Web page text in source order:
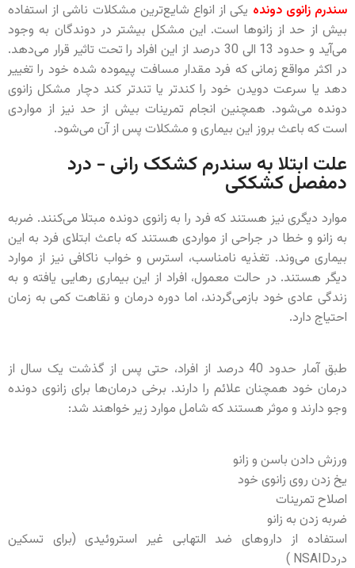
سندرم زانوی دونده یکی از انواع شایع‌ترین مشکلات ناشی از استفاده
بیش از حد از زانوها است. این مشکل بیشتر در دوندگان به وجود
می‌آید و حدود 13 الی 30 درصد از این افراد را تحت تاثیر قرار می‌دهد.
در اکثر مواقع زمانی که فرد مقدار مسافت پیموده شده خود را تغییر
دهد یا سرعت دویدن خود را کندتر یا تندتر کند دچار مشکل زانوی
دونده می‌شود. همچنين انجام تمرینات بیش از حد نیز از مواردی
است که باعث بروز این بیماری و مشکلات پس از آن می‌شود.
علت ابتلا به سندرم کشکک رانی - درد
دمفصل کشککی
موارد دیگری نیز هستند که فرد را به زانوی دونده مبتلا می‌کنند. ضربه
به زانو و خطا در جراحی از مواردی هستند که باعث ابتلای فرد به این
بیماری می‌وند. تغذیه نامناسب، استرس و خواب ناکافی نیز از موارد
دیگر هستند. در حالت معمول، افراد از این بیماری رهایی یافته و به
زندگی عادی خود بازمی‌گردند، اما دوره درمان و نقاهت کمی به زمان
احتیاج دارد.
طبق آمار حدود 40 درصد از افراد، حتی پس از گذشت یک سال از
درمان خود همچنان علائم را دارند. برخی درمان‌ها برای زانوی دونده
وجو دارند و موثر هستند که شامل موارد زیر خواهند شد:
ورزش دادن باسن و زانو
یخ زدن روی زانوی خود
اصلاح تمرینات
ضربه زدن به زانو
استفاده از داروهای ضد التهابی غیر استروئیدی (برای تسکین
دردNSAID )